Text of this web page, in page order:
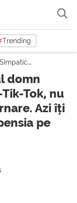
Trending
dă taxe noi, mâine îți ia pensia pe care ți-a promis-o ieri
domn
Tok, nu
Azi îți
pe